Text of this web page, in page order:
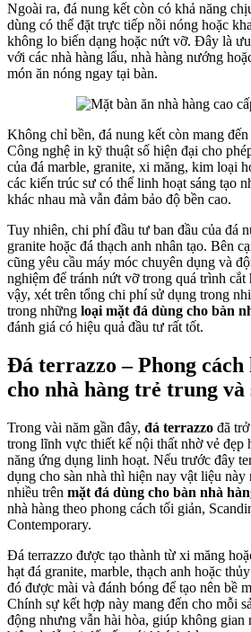
Ngoài ra, đá nung kết còn có khả năng
dùng có thể đặt trực tiếp nồi nóng hoặc
không lo biến dạng hoặc nứt vỡ. Đây là
với các nhà hàng lẩu, nhà hàng nướng
món ăn nóng ngay tại bàn.
Không chỉ bền, đá nung kết còn mang
Công nghệ in kỹ thuật số hiện đại cho
của đá marble, granite, xi măng, kim loại
các kiến trúc sư có thể linh hoạt sáng tạo
khác nhau mà vẫn đảm bảo độ bền cao.
Tuy nhiên, chi phí đầu tư ban đầu của đá
granite hoặc đá thạch anh nhân tạo. Bên
cũng yêu cầu máy móc chuyên dụng và
nghiệm để tránh nứt vỡ trong quá trình
vậy, xét trên tổng chi phí sử dụng trong
trong những loại mặt đá dùng cho bàn
đánh giá có hiệu quả đầu tư rất tốt.
Đá terrazzo – Phong cách
cho nhà hàng trẻ trung và
Trong vài năm gần đây, đá terrazzo đã
trong lĩnh vực thiết kế nội thất nhờ vẻ đẹp
năng ứng dụng linh hoạt. Nếu trước đây
dụng cho sàn nhà thì hiện nay vật liệu này
nhiều trên mặt đá dùng cho bàn nhà
nhà hàng theo phong cách tối giản,
Contemporary.
Đá terrazzo được tạo thành từ xi măng
hạt đá granite, marble, thạch anh hoặc
đó được mài và đánh bóng để tạo nên bề
Chính sự kết hợp này mang đến cho mỗi
động nhưng vẫn hài hòa, giúp không gian